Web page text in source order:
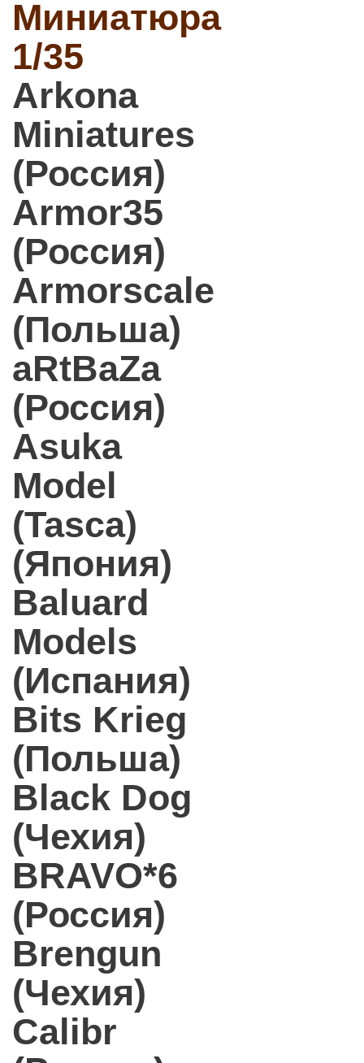
Миниатюра
1/35
Arkona
Miniatures
(Россия)
Armor35
(Россия)
Armorscale
(Польша)
aRtBaZa
(Россия)
Asuka
Model
(Tasca)
(Япония)
Baluard
Models
(Испания)
Bits Krieg
(Польша)
Black Dog
(Чехия)
BRAVO*6
(Россия)
Brengun
(Чехия)
Calibr